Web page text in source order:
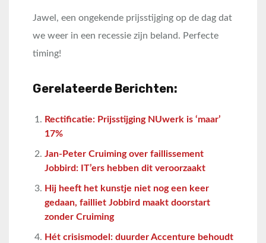
Jawel, een ongekende prijsstijging op de dag dat
we weer in een recessie zijn beland. Perfecte
timing!
Gerelateerde Berichten:
Rectificatie: Prijsstijging NUwerk is ‘maar’
17%
Jan-Peter Cruiming over faillissement
Jobbird: IT’ers hebben dit veroorzaakt
Hij heeft het kunstje niet nog een keer
gedaan, failliet Jobbird maakt doorstart
zonder Cruiming
Hét crisismodel: duurder Accenture behoudt